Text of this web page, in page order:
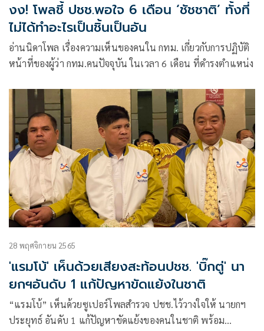
งง! โพลชี้ ปชช.พอใจ 6 เดือน ‘ชัชชาติ’ ทั้งที่
ไม่ได้ทำอะไรเป็นชิ้นเป็นอัน
อ่านนิดาโพล เรื่องความเห็นของคนใน กทม. เกี่ยวกับการปฏิบัติ
หน้าที่ของผู้ว่า กทม.คนปัจจุบัน ในเวลา 6 เดือน ที่ดำรงตำแหน่ง
28 พฤศจิกายน 2565
'แรมโบ้' เห็นด้วยเสียงสะท้อนปชช. 'บิ๊กตู่' นา
ยกฯอันดับ 1 แก้ปัญหาขัดแย้งในชาติ
“แรมโบ้” เห็นด้วยซูเปอร์โพลสำรวจ ปชช.ไว้วางใจให้ นายกฯ
ประยุทธ์ อันดับ 1 แก้ปัญหาขัดแย้งของคนในชาติ พร้อม